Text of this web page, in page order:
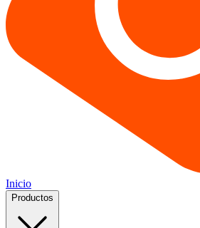
Inicio
Productos